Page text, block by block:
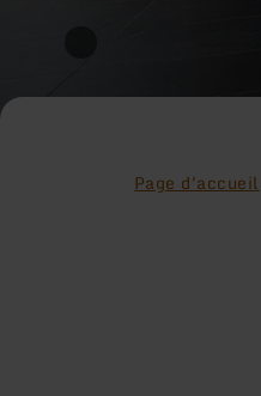
Page d'accueil